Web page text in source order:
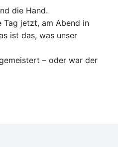
die Hand.
Tag jetzt, am Abend in
ist das, was unser
– oder war der